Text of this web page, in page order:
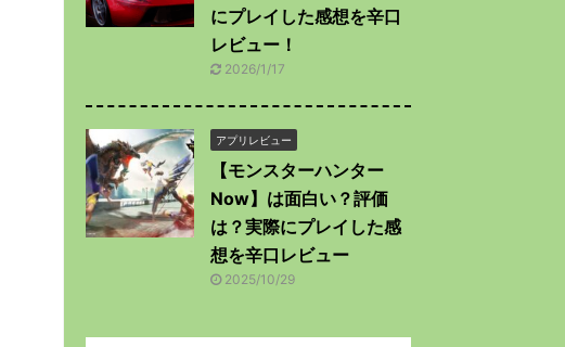
にプレイした感想を辛口
レビュー！
2026/1/17
アプリレビュー
【モンスターハンター
Now】は面白い？評価
は？実際にプレイした感
想を辛口レビュー
2025/10/29